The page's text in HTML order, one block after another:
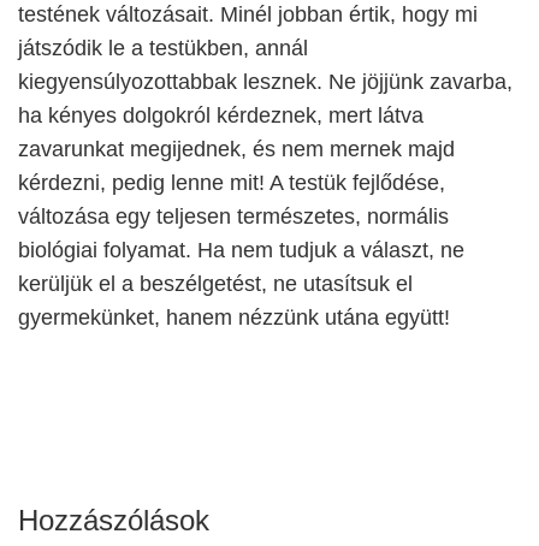
testének változásait. Minél jobban értik, hogy mi
játszódik le a testükben, annál
kiegyensúlyozottabbak lesznek. Ne jöjjünk zavarba,
ha kényes dolgokról kérdeznek, mert látva
zavarunkat megijednek, és nem mernek majd
kérdezni, pedig lenne mit! A testük fejlődése,
változása egy teljesen természetes, normális
biológiai folyamat. Ha nem tudjuk a választ, ne
kerüljük el a beszélgetést, ne utasítsuk el
gyermekünket, hanem nézzünk utána együtt!
Hozzászólások